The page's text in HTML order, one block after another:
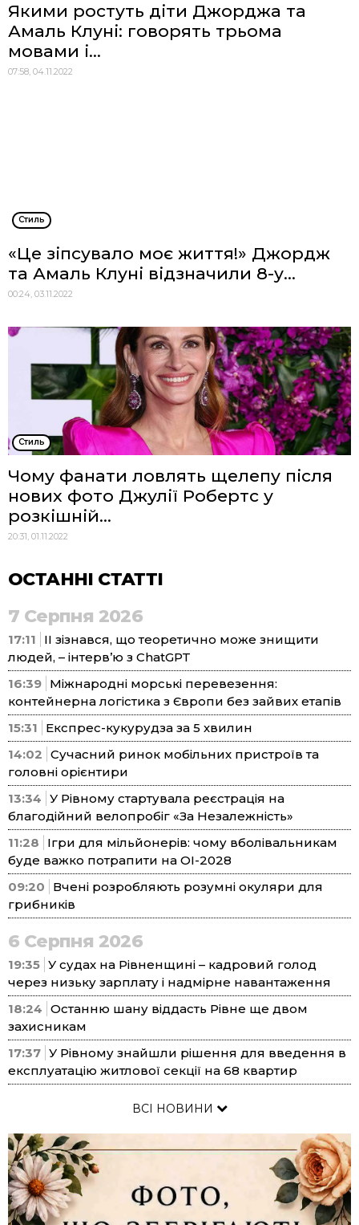
Якими ростуть діти Джорджа та
Амаль Клуні: говорять трьома
мовами і...
07:58, 04.11.2022
Стиль
«Це зіпсувало моє життя!» Джордж
та Амаль Клуні відзначили 8-у...
00:24, 03.11.2022
Стиль
Чому фанати ловлять щелепу після
нових фото Джулії Робертс у
розкішній...
20:31, 01.11.2022
ОСТАННІ СТАТТІ
7 Серпня 2026
17:11
ІІ зізнався, що теоретично може знищити
людей, – інтерв’ю з ChatGPT
16:39 Міжнародні морські перевезення:
контейнерна логістика з Європи без зайвих етапів
15:31
Експрес-кукурудза за 5 хвилин
14:02 Сучасний ринок мобільних пристроїв та
головні орієнтири
13:34 У Рівному стартувала реєстрація на
благодійний велопробіг «За Незалежність»
11:28
Ігри для мільйонерів: чому вболівальникам
буде важко потрапити на ОІ-2028
09:20
Вчені розробляють розумні окуляри для
грибників
6 Серпня 2026
19:35 У судах на Рівненщині – кадровий голод
через низьку зарплату і надмірне навантаження
18:24 Останню шану віддасть Рівне ще двом
захисникам
17:37 У Рівному знайшли рішення для введення в
експлуатацію житлової секції на 68 квартир
ВСІ НОВИНИ